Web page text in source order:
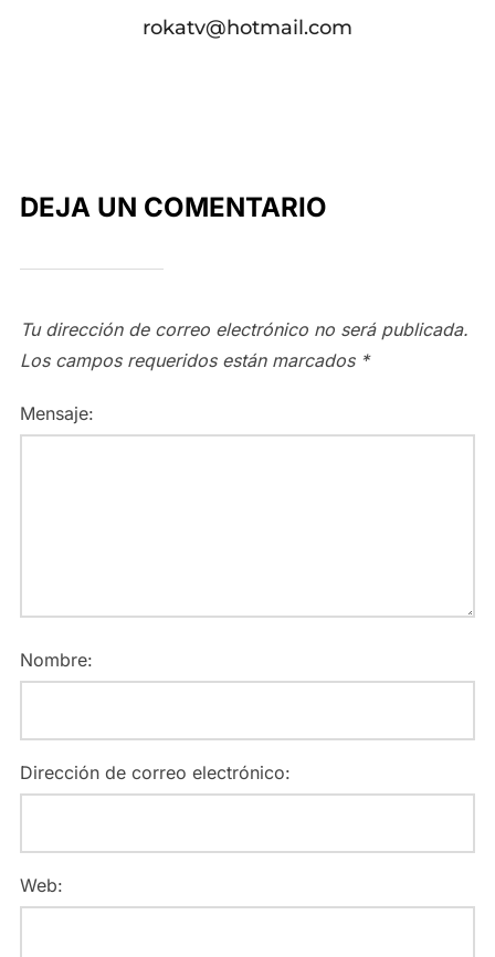
rokatv@hotmail.com
DEJA UN COMENTARIO
Tu dirección de correo electrónico no será publicada.
Los campos requeridos están marcados *
Mensaje:
Nombre:
Dirección de correo electrónico:
Web: